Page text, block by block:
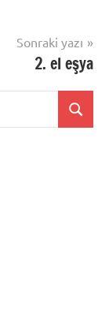
Sonraki yazı
2. el eşya